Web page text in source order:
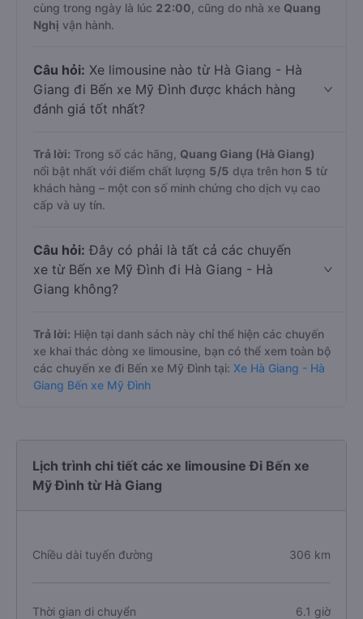
cùng trong ngày là lúc 22:00 , cũng do nhà xe Quang
Nghị vận hành.
Câu hỏi: Xe limousine nào từ Hà Giang - Hà
Giang đi Bến xe Mỹ Đình được khách hàng
đánh giá tốt nhất?
Trả lời: Trong số các hãng, Quang Giang (Hà Giang)
nổi bật nhất với điểm chất lượng 5/5 dựa trên hơn 5 từ
khách hàng – một con số minh chứng cho dịch vụ cao
cấp và uy tín.
Câu hỏi: Đây có phải là tất cả các chuyến
xe từ Bến xe Mỹ Đình đi Hà Giang - Hà
Giang không?
Trả lời: Hiện tại danh sách này chỉ thể hiện các chuyến
xe khai thác dòng xe limousine, bạn có thể xem toàn bộ
các chuyến xe đi Bến xe Mỹ Đình tại: Xe Hà Giang - Hà
Giang Bến xe Mỹ Đình
Lịch trình chi tiết các xe limousine Đi Bến xe
Mỹ Đình từ Hà Giang
Chiều dài tuyến đường 306 km
Thời gian di chuyển 6.1 giờ